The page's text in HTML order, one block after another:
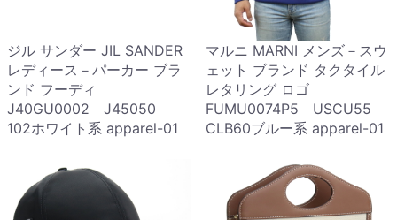
ジル サンダー JIL SANDER
レディース－パーカー ブラ
ンド フーディ
J40GU0002 J45050
102ホワイト系 apparel-01
マルニ MARNI メンズ－スウ
ェット ブランド タクタイル
レタリング ロゴ
FUMU0074P5 USCU55
CLB60ブルー系 apparel-01